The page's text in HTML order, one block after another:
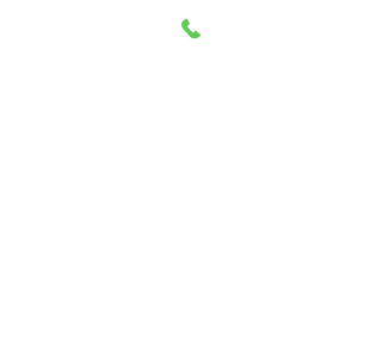
agrémenté d'un site touristique Pierre
et Vacances et d'un Golf de 18 trous,